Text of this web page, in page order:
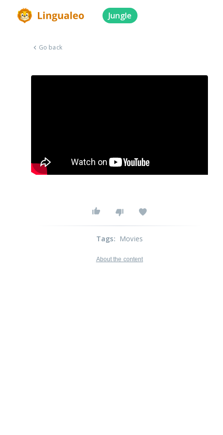
Jungle
Go back
Tags: Movies
About the content